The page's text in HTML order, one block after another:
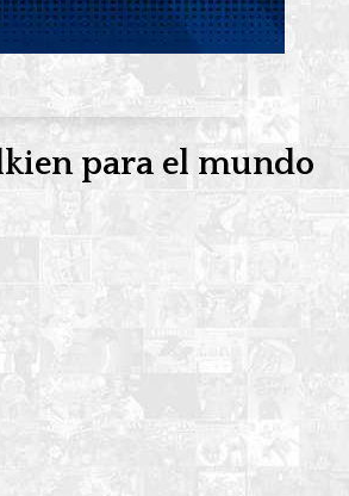
para el mundo